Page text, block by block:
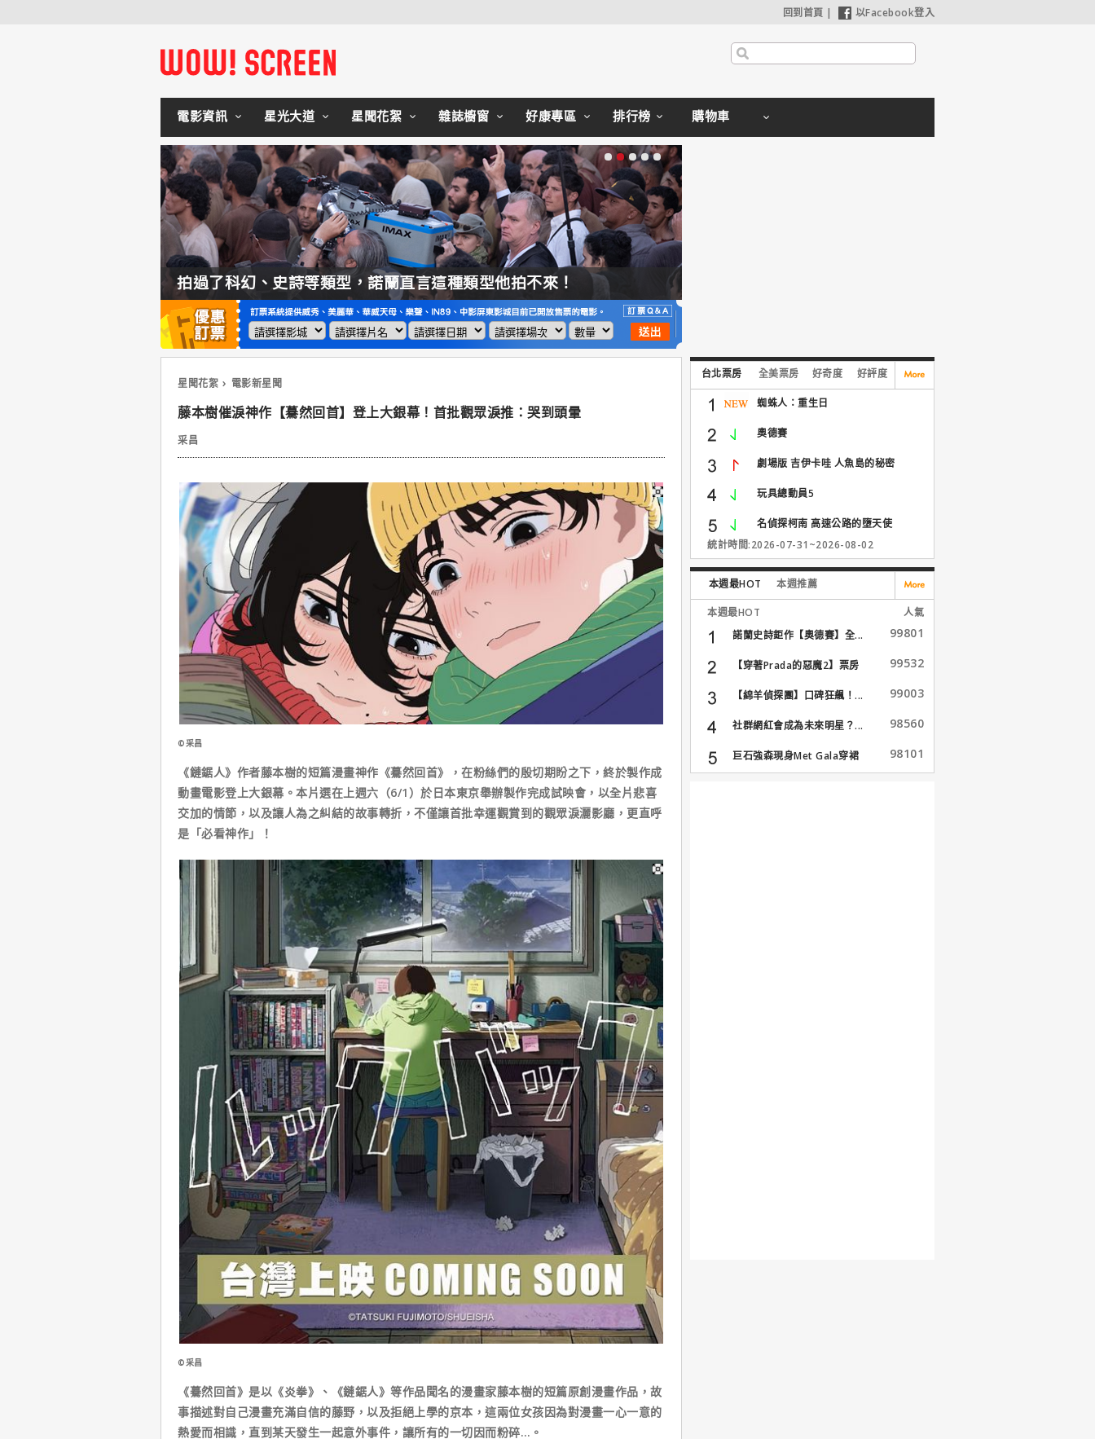
回到首頁 | 以Facebook登入
電影資訊 星光大道 星聞花絮 雜誌櫥窗 好康專區 排行榜 購物車
拍過了科幻、史詩等類型，諾蘭直言這種類型他拍不來！
星聞花絮 電影新星聞
藤本樹催淚神作【驀然回首】登上大銀幕！首批觀眾淚推：哭到頭暈
采昌
©采昌
《鏈鋸人》作者藤本樹的短篇漫畫神作《驀然回首》，在粉絲們的殷切期盼之下，終於製作成
動畫電影登上大銀幕。本片選在上週六（6/1）於日本東京舉辦製作完成試映會，以全片悲喜
交加的情節，以及讓人為之糾結的故事轉折，不僅讓首批幸運觀賞到的觀眾淚灑影廳，更直呼
是「必看神作」！
©采昌
《驀然回首》是以《炎拳》、《鏈鋸人》等作品聞名的漫畫家藤本樹的短篇原創漫畫作品，故
事描述對自己漫畫充滿自信的藤野，以及拒絕上學的京本，這兩位女孩因為對漫畫一心一意的
熱愛而相識，直到某天發生一起意外事件，讓所有的一切因而粉碎…。
台北票房 全美票房 好奇度 好評度
蜘蛛人：重生日
奧德賽
劇場版 吉伊卡哇 人魚島的秘密
玩具總動員5
名偵探柯南 高速公路的墮天使
統計時間:2026-07-31~2026-08-02
本週最HOT 本週推薦
本週最HOT
人氣
諾蘭史詩鉅作【奧德賽】全...
99801
【穿著Prada的惡魔2】票房
99532
【綿羊偵探團】口碑狂飆！... 99003
社群網紅會成為未來明星？... 98560
巨石強森現身Met Gala穿裙
子...
98101